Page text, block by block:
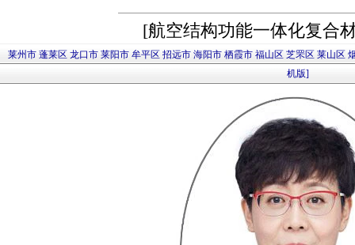
[航空结构功能一体化复合
莱州市 蓬莱区 龙口市 莱阳市 牟平区 招远市 海阳市 栖霞市 福山区 芝罘区 莱山区
机版]